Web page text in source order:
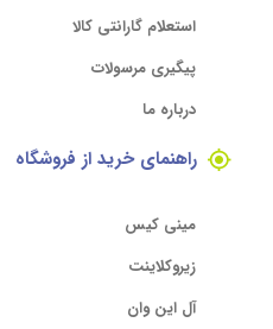
استعلام گارانتی کالا
پیگیری مرسولات
درباره ما
راهنمای خرید از فروشگاه
مینی کیس
زیروکلاینت
آل این وان